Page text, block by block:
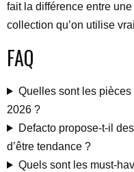
fait la différence entre
collection qu’on utilise
FAQ
Quelles sont les
2026 ?
Defacto propose-t-il
d’être tendance ?
Quels sont les must-